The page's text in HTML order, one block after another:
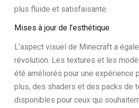
plus fluide et satisfaisante.
Mises à jour de l’esthétique
L’aspect visuel de Minecraft a
révolution. Les textures et les
été améliorés pour une expérience
plus, des shaders et des packs de
disponibles pour ceux qui